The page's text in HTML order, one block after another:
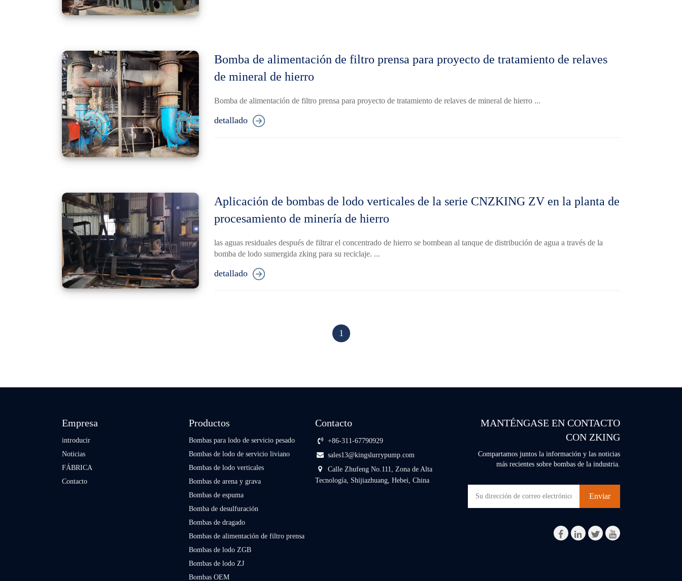
Bomba de alimentación de filtro prensa para proyecto de tratamiento de relaves
de mineral de hierro
Bomba de alimentación de filtro prensa para proyecto de tratamiento de relaves de mineral de hierro ...
detallado
Aplicación de bombas de lodo verticales de la serie CNZKING ZV en la planta de
procesamiento de minería de hierro
las aguas residuales después de filtrar el concentrado de hierro se bombean al tanque de distribución de agua a través de la
bomba de lodo sumergida zking para su reciclaje. ...
detallado
1
MANTÉNGASE EN CONTACTO
CON ZKING
Compartamos juntos la información y las noticias
más recientes sobre bombas de la industria.
Empresa
introducir
Noticias
FÁBRICA
Contacto
Productos
Bombas para lodo de servicio pesado
Bombas de lodo de servicio liviano
Bombas de lodo verticales
Bombas de arena y grava
Bombas de espuma
Bomba de desulfuración
Bombas de dragado
Bombas de alimentación de filtro prensa
Bombas de lodo ZGB
Bombas de lodo ZJ
Bombas OEM
Contacto
+86-311-67790929
sales13@kingslurrypump.com
Calle Zhufeng No.111, Zona de Alta
Tecnología, Shijiazhuang, Hebei, China